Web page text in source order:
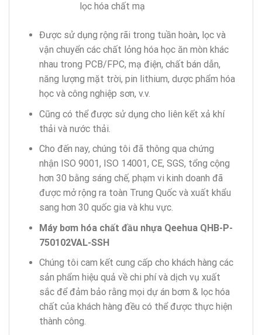
lọc hóa chất mạ
Được sử dụng rộng rãi trong tuần hoàn,lọc và
vận chuyển các chất lỏng hóa học ăn mòn khác
nhau trong PCB/FPC, mạ điện, chất bán dẫn,
năng lượng mặt trời, pin lithium, dược phẩm hóa
học và công nghiệp sơn, v.v.
Cũng có thể được sử dụng cho liên kết xả khí
thải và nước thải.
Cho đến nay, chúng tôi đã thông qua chứng
nhận ISO 9001, ISO 14001, CE, SGS, tổng cộng
hơn 30 bằng sáng chế, phạm vi kinh doanh đã
được mở rộng ra toàn Trung Quốc và xuất khẩu
sang hơn 30 quốc gia và khu vực.
Máy bơm hóa chất đầu nhựa QeehuaQHB-P-
750102VAL-SSH
Chúng tôi cam kết cung cấp cho khách hàng các
sản phẩm hiệu quả về chi phí và dịch vụ xuất
sắc để đảm bảo rằng mọi dự án bơm & lọc hóa
chất của khách hàng đều có thể được thực hiện
thành công.